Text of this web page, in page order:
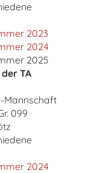
2023
2024
2025
TA
Mannschaft
099
2024